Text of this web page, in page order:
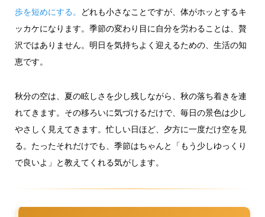
歩を短めにする。
どれも小さなことですが、体がホッとするキ
ッカケになります。季節の変わり目に自分を労わることは、贅
沢ではありません。明日を気持ちよく迎えるための、生活の知
恵です。
秋分の空は、夏の眩しさを少し残しながら、秋の落ち着きを連
れてきます。その移ろいに気づけるだけで、毎日の景色は少し
やさしく見えてきます。忙しい日ほど、夕方に一度だけ空を見
る。たったそれだけでも、季節はちゃんと「もう少しゆっくり
で良いよ」と教えてくれる気がします。